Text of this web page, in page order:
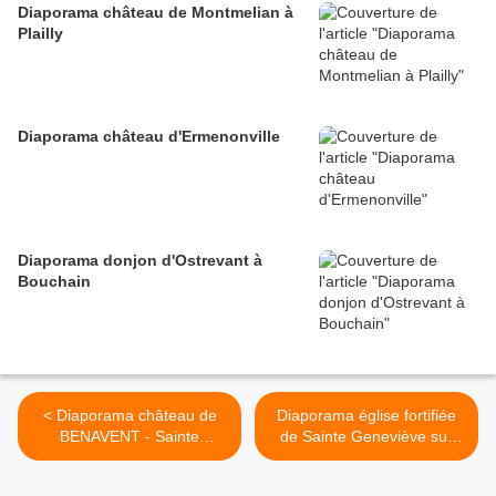
Diaporama château de Montmelian à
Plailly
Diaporama château d'Ermenonville
Diaporama donjon d'Ostrevant à
Bouchain
< Diaporama château de
BENAVENT - Sainte
Geneviève sur Argence
Diaporama église fortifiée
de Sainte Geneviève sur
Argence >